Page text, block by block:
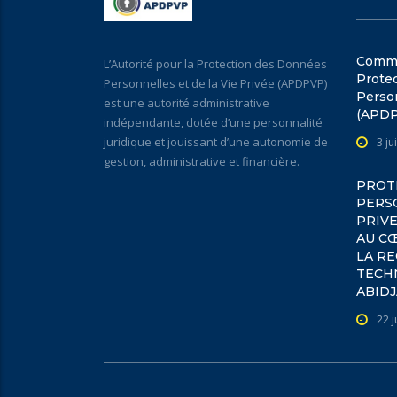
L’Autorité pour la Protection des Données
Personnelles et de la Vie Privée (APDPVP)
est une autorité administrative
indépendante, dotée d’une personnalité
juridique et jouissant d’une autonomie de
gestion, administrative et financière.
3
AU
LA
22